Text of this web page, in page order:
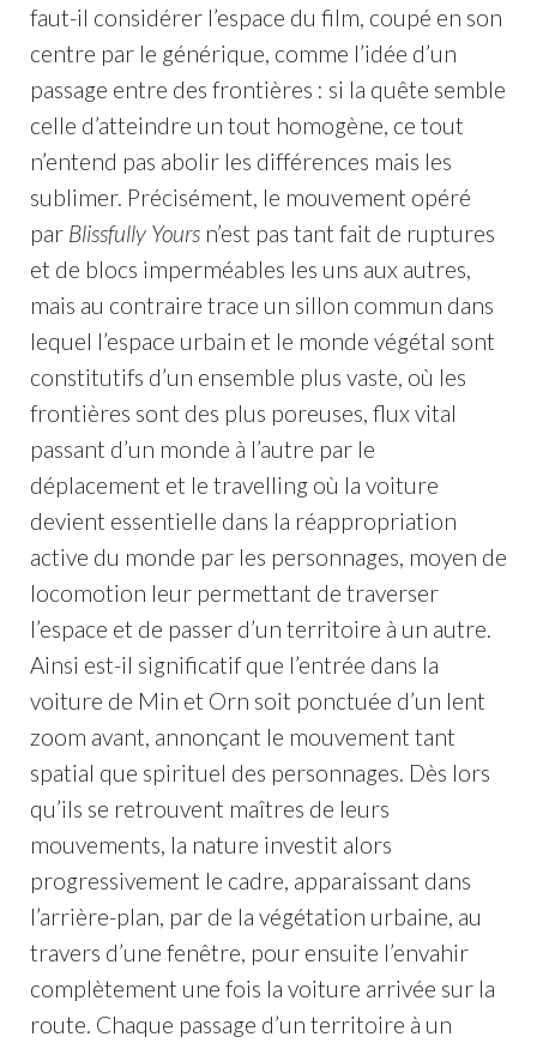
faut-il considérer l’espace du film, coupé en son
centre par le générique, comme l’idée d’un
passage entre des frontières : si la quête semble
celle d’atteindre un tout homogène, ce tout
n’entend pas abolir les différences mais les
sublimer. Précisément, le mouvement opéré
par Blissfully Yoursn’est pas tant fait de ruptures
et de blocs imperméables les uns aux autres,
mais au contraire trace un sillon commun dans
lequel l’espace urbain et le monde végétal sont
constitutifs d’un ensemble plus vaste, où les
frontières sont des plus poreuses, flux vital
passant d’un monde à l’autre par le
déplacement et le travelling où la voiture
devient essentielle dans la réappropriation
active du monde par les personnages, moyen de
locomotion leur permettant de traverser
l’espace et de passer d’un territoire à un autre.
Ainsi est-il significatif que l’entrée dans la
voiture de Min et Orn soit ponctuée d’un lent
zoom avant, annonçant le mouvement tant
spatial que spirituel des personnages. Dès lors
qu’ils se retrouvent maîtres de leurs
mouvements, la nature investit alors
progressivement le cadre, apparaissant dans
l’arrière-plan, par de la végétation urbaine, au
travers d’une fenêtre, pour ensuite l’envahir
complètement une fois la voiture arrivée sur la
route. Chaque passage d’un territoire à un